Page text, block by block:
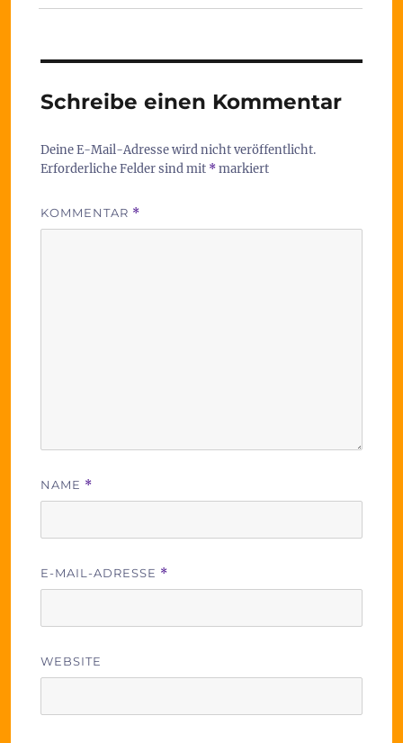
Schreibe einen Kommentar
Deine E-Mail-Adresse wird nicht veröffentlicht.
Erforderliche Felder sind mit *markiert
KOMMENTAR *
NAME *
E-MAIL-ADRESSE *
WEBSITE